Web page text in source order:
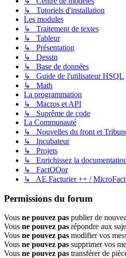
↳ Tutoriels d'installation
Les modules
↳ Traitement de textes
↳ Tableur
↳ Présentation
↳ Dessin
↳ Base de données
↳ Guide de l'utilisateur HSQL
↳ Math
La programmation
↳ Macros et API
↳ Suprême de code
La Communauté
↳ Nouvelles du front et
↳ Incubateur
↳ Projets
↳ Enrichissez la
↳ FactOOor
↳ AE Facturier ++ /
Permissions du forum
Vous ne pouvez pas publier de
Vous ne pouvez pas répondre aux
Vous ne pouvez pas modifier vos
Vous ne pouvez pas supprimer vos
Vous ne pouvez pas transférer de